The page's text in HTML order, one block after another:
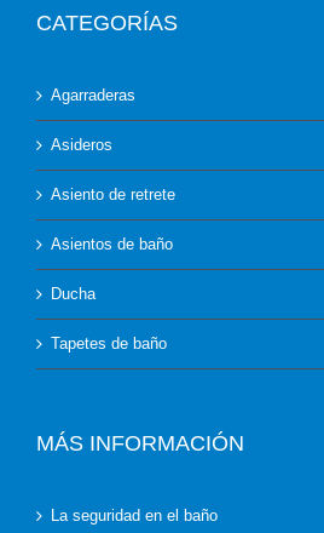
CATEGORÍAS
Agarraderas
Asideros
Asiento de retrete
Asientos de baño
Ducha
Tapetes de baño
MÁS INFORMACIÓN
La seguridad en el baño